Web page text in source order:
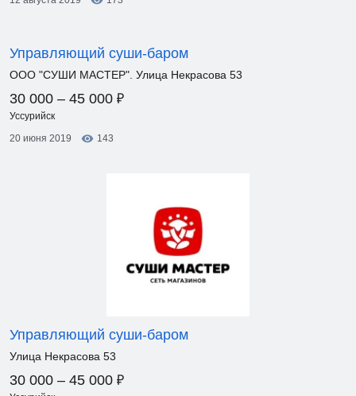
Управляющий суши-баром
ООО "СУШИ МАСТЕР". Улица Некрасова 53
30 000 – 45 000 ₽
Уссурийск
20 июня 2019
143
Управляющий суши-баром
Улица Некрасова 53
30 000 – 45 000 ₽